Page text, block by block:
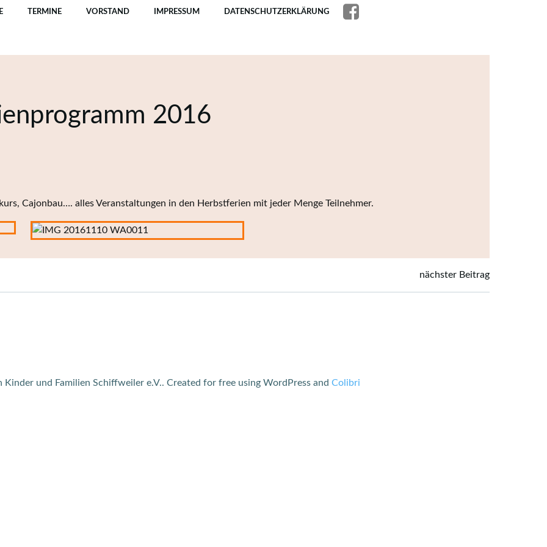
TERMINE VORSTAND IMPRESSUM DATENSCHUTZERKLÄRUNG
2016
Cajonbau…. alles Veranstaltungen in den Herbstferien mit jeder Menge Teilnehmer.
nächster Beitrag
und Familien Schiffweiler e.V.. Created for free using WordPress and Colibri